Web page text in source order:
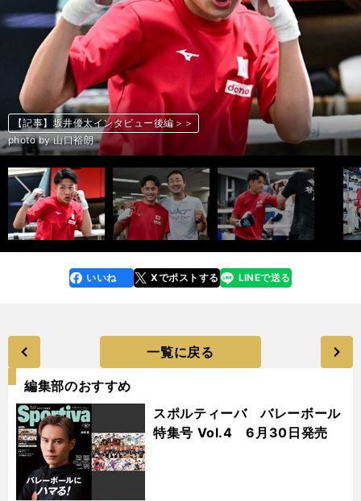
【記事】坂井優太インタビュー前編＞＞
photo by 山口裕朗
【記事】坂井優太インタビュー後編＞＞
photo by 山口裕朗
【記事】坂井優太インタビュー前編＞＞
photo by 山口裕朗
【記事】坂井優太インタビュー後編＞＞
photo by 山口裕朗
【記事】坂井優太インタビュー前編＞＞
photo by 山口裕朗
【記事】坂井優太インタビュー後編＞＞
photo by 山口裕朗
【記事】坂井優太インタビュー前編＞＞
photo by 山口裕朗
【記事】坂井優太インタビュー後編＞＞
photo by 山口裕朗
【記事】坂井優太インタビュー前編＞＞
photo by 山口裕朗
【記事】坂井優太インタビュー後編＞＞
photo by 山口裕朗
【記事】坂井優太インタビュー前編＞＞
photo by 山口裕朗
【記事】坂井優太インタビュー後編＞＞
photo by 山口裕朗
【記事】坂井優太インタビュー前編＞＞
photo by 山口裕朗
【記事】坂井優太インタビュー後編＞＞
photo by 山口裕朗
【記事】坂井優太インタビュー後編＞＞
photo by 山口裕朗
【記事】坂井優太インタビュー後編＞＞
photo by 山口裕朗
前へ
faceboo
k
いいね Xでポストする
line LINEで送る
一覧に戻る
編集部のおすすめ
スポルティーバ バレーボール
特集号 Vol.4 6月30日発売